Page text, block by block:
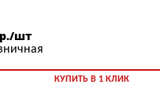
р./шт
КУПИТЬ В 1 КЛИК